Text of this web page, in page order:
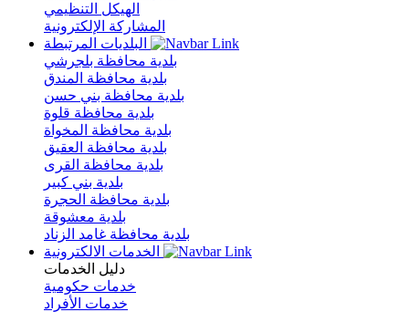
الهيكل التنظيمي
المشاركة الإلكترونية
بلدية محافظة بلجرشي
بلدية محافظة المندق
بلدية محافظة بني حسن
بلدية محافظة قلوة
بلدية محافظة المخواة
بلدية محافظة العقيق
بلدية محافظة القرى
بلدية بني كبير
بلدية محافظة الحجرة
بلدية معشوقة
بلدية محافظة غامد الزناد
دليل الخدمات
خدمات حكومية
خدمات الأفراد